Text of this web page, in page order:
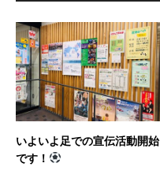
いよいよ足での宣伝活動開始
です！